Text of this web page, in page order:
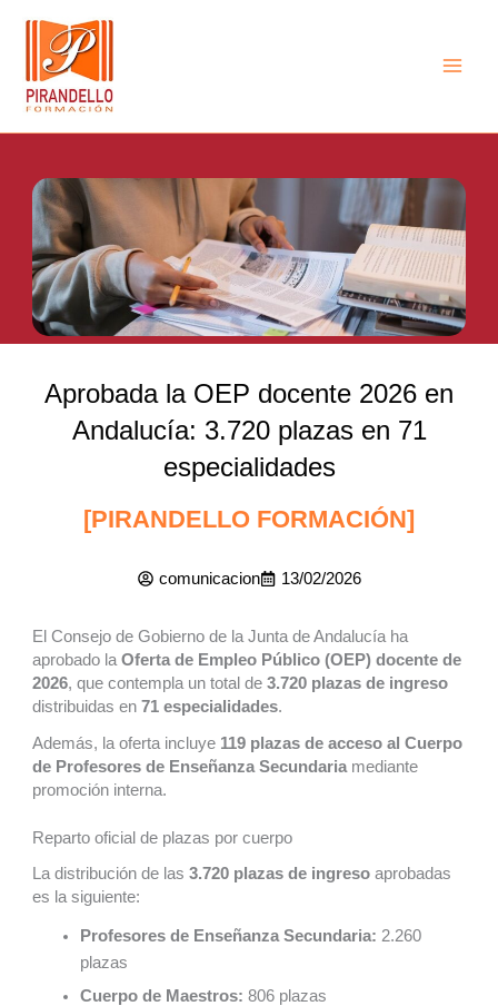
contenido
Aprobada la OEP docente 2026 en
Andalucía: 3.720 plazas en 71
especialidades
[PIRANDELLO FORMACIÓN]
comunicacion 13/02/2026
El Consejo de Gobierno de la Junta de Andalucía ha
aprobado la Oferta de Empleo Público (OEP) docente de
2026, que contempla un total de 3.720 plazas de ingreso
distribuidas en 71 especialidades.
Además, la oferta incluye 119 plazas de acceso al Cuerpo
de Profesores de Enseñanza Secundariamediante
promoción interna.
Reparto oficial de plazas por cuerpo
La distribución de las 3.720 plazas de ingresoaprobadas
es la siguiente:
Profesores de Enseñanza Secundaria: 2.260
plazas
Cuerpo de Maestros: 806 plazas